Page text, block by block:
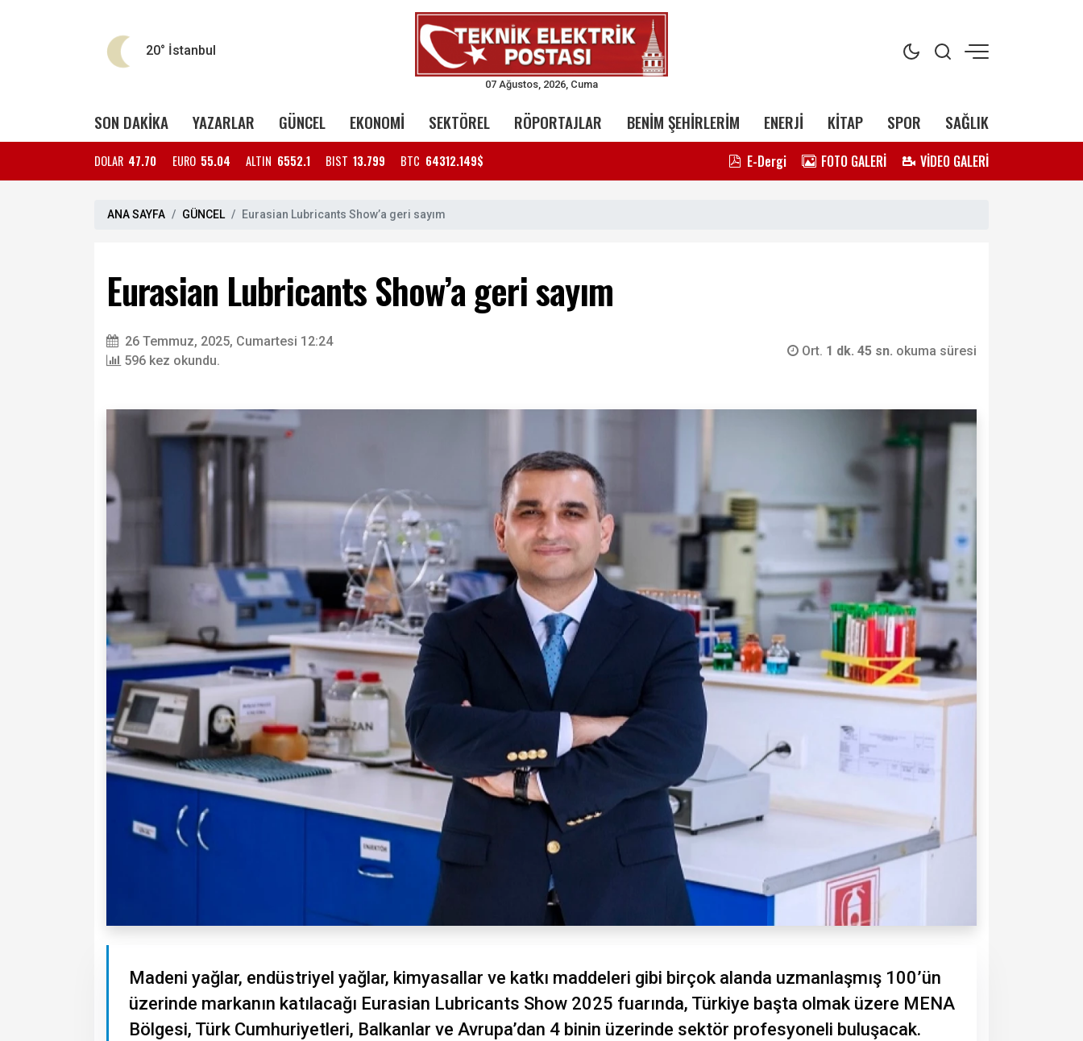
20° İstanbul
07 Ağustos, 2026, Cuma
SON DAKİKA YAZARLAR GÜNCEL EKONOMİ SEKTÖREL RÖPORTAJLAR BENİM ŞEHİRLERİM ENERJİ KİTAP SPOR SAĞLIK
DOLAR 47.70 EURO 55.04 ALTIN 6552.1 BIST 13.799 BTC 64312.149$ E-Dergi FOTO GALERİ VİDEO GALERİ
ANA SAYFA GÜNCEL Eurasian Lubricants Show’a geri sayım
Eurasian Lubricants Show’a geri sayım
26 Temmuz, 2025, Cumartesi 12:24
596 kez okundu.
Ort. 1 dk. 45 sn. okuma süresi
Madeni yağlar, endüstriyel yağlar, kimyasallar ve katkı maddeleri gibi birçok alanda uzmanlaşmış 100’ün
üzerinde markanın katılacağı Eurasian Lubricants Show 2025 fuarında, Türkiye başta olmak üzere MENA
Bölgesi, Türk Cumhuriyetleri, Balkanlar ve Avrupa’dan 4 binin üzerinde sektör profesyoneli buluşacak.